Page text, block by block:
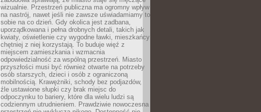
wizualnie. Przestrzeń publiczna ma ogromny wpływ
na nastrój, nawet jeśli nie zawsze uświadamiamy to
sobie na co dzień. Gdy okolica jest zadbana,
uporządkowana i pełna drobnych detali, takich jak
kwiaty, oświetlenie czy wygodne ławki, mieszkańcy
chętniej z niej korzystają. To buduje więź z
miejscem zamieszkania i wzmacnia
odpowiedzialność za wspólną przestrzeń. Miasto
przyszłości musi być również otwarte na potrzeby
osób starszych, dzieci i osób z ograniczoną
mobilnością. Krawężniki, schody bez podjazdów,
źle ustawione słupki czy brak miejsc do
odpoczynku to bariery, które dla wielu ludzi są
codziennym utrudnieniem. Prawdziwie nowoczesna